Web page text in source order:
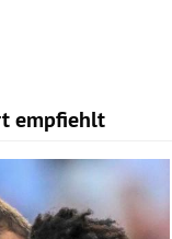
empfiehlt